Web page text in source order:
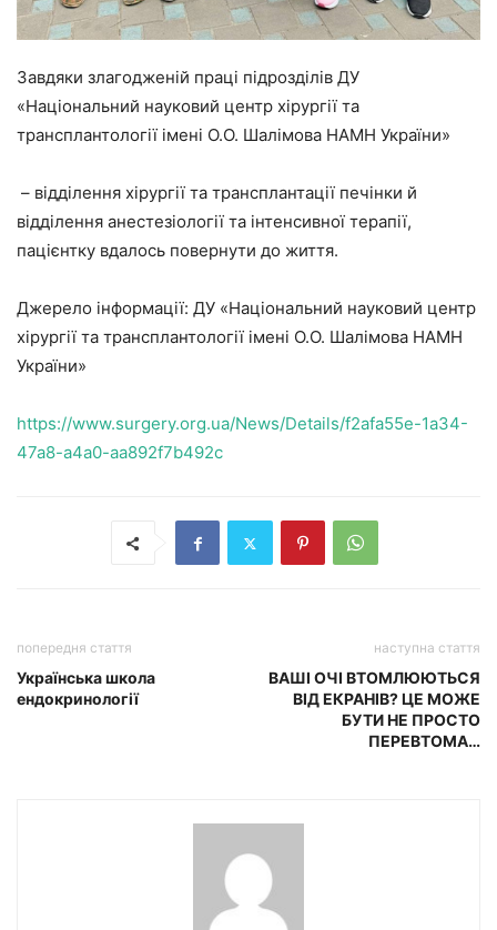
Завдяки злагодженій праці підрозділів ДУ
«Національний науковий центр хірургії та
трансплантології імені О.О. Шалімова НАМН України»
– відділення хірургії та трансплантації печінки й
відділення анестезіології та інтенсивної терапії,
пацієнтку вдалось повернути до життя.
Джерело інформації: ДУ «Національний науковий центр
хірургії та трансплантології імені О.О. Шалімова НАМН
України»
https://www.surgery.org.ua/News/Details/f2afa55e-1a34-
47a8-a4a0-aa892f7b492c
попередня стаття
Українська школа
ендокринології
наступна стаття
ВАШІ ОЧІ ВТОМЛЮЮТЬСЯ
ВІД ЕКРАНІВ? ЦЕ МОЖЕ
БУТИ НЕ ПРОСТО
ПЕРЕВТОМА…